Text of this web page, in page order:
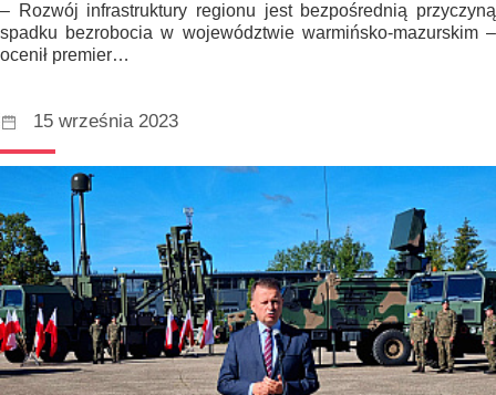
– Rozwój infrastruktury regionu jest bezpośrednią przyczyną
spadku bezrobocia w województwie warmińsko-mazurskim –
ocenił premier…
15 września 2023